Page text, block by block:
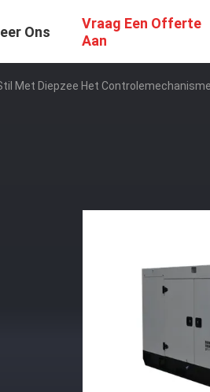
Ons
Vraag Een Offerte
Aan
Met Diepzee Het